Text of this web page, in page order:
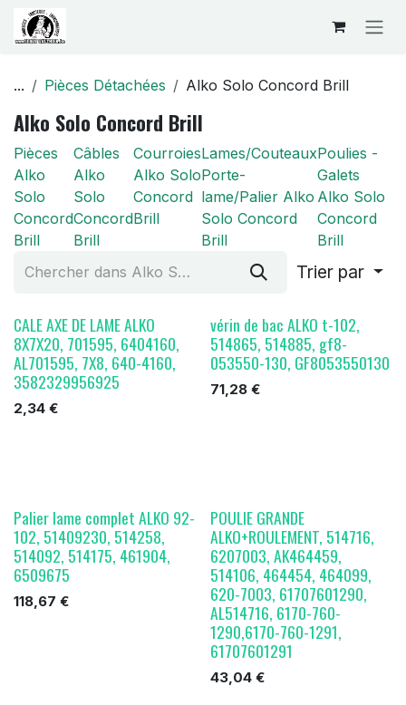
Se rendre au contenu
... Pièces Détachées Alko Solo Concord Brill
Alko Solo Concord Brill
Pièces
Alko
Solo
Concord
Brill
Câbles
Alko
Solo
Concord
Brill
Courroies
Alko Solo
Concord
Brill
Lames/Couteaux
Porte-
lame/Palier Alko
Solo Concord
Brill
Poulies -
Galets
Alko Solo
Concord
Brill
Trier par
CALE AXE DE LAME ALKO
8X7X20, 701595, 6404160,
AL701595, 7X8, 640-4160,
3582329956925
2,34 €
vérin de bac ALKO t-102,
514865, 514885, gf8-
053550-130, GF8053550130
71,28€
Palier lame complet ALKO 92-
102, 51409230, 514258,
514092, 514175, 461904,
6509675
118,67 €
POULIE GRANDE
ALKO+ROULEMENT, 514716,
6207003, AK464459,
514106, 464454, 464099,
620-7003, 61707601290,
AL514716, 6170-760-
1290,6170-760-1291,
61707601291
43,04€